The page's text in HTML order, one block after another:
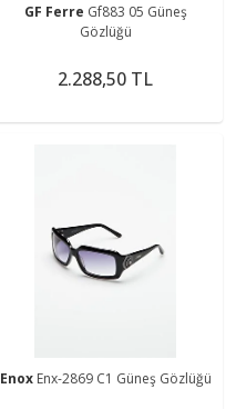
GF Ferre Gf883 05 Güneş
Gözlüğü
2.288,50 TL
Enox Enx-2869 C1 Güneş Gözlüğü